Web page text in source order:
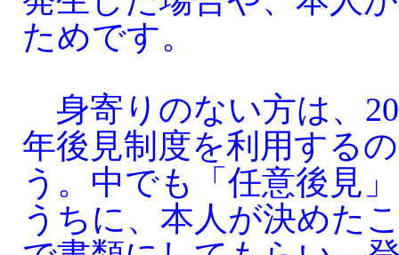
ためです。
身寄りのない方は、
年後見制度を利用する
う。中でも「任意後見
うちに、本人が決めた